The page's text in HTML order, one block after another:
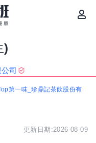
)
司
第一味_珍鼎記茶飲股份有
更新日期:2026-08-09